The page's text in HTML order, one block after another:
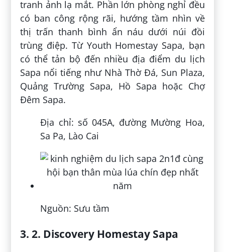
tranh ảnh lạ mắt. Phần lớn phòng nghỉ đều
có ban công rộng rãi, hướng tầm nhìn về
thị trấn thanh bình ẩn náu dưới núi đồi
trùng điệp. Từ Youth Homestay Sapa, bạn
có thể tản bộ đến nhiều địa điểm du lịch
Sapa nổi tiếng như Nhà Thờ Đá, Sun Plaza,
Quảng Trường Sapa, Hồ Sapa hoặc Chợ
Đêm Sapa.
Địa chỉ: số 045A, đường Mường Hoa,
Sa Pa, Lào Cai
Nguồn: Sưu tầm
3. 2. Discovery Homestay Sapa